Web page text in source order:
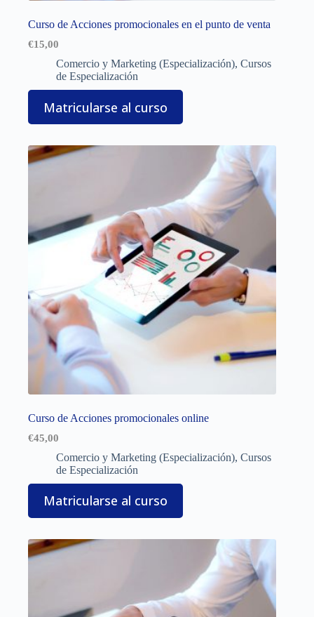
Curso de Acciones promocionales en el punto de venta
€15,00
Comercio y Marketing (Especialización), Cursos
de Especialización
Matricularse al curso
Curso de Acciones promocionales online
€45,00
Comercio y Marketing (Especialización), Cursos
de Especialización
Matricularse al curso